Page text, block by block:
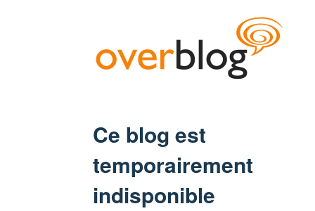
Ce blog est
temporairement
indisponible